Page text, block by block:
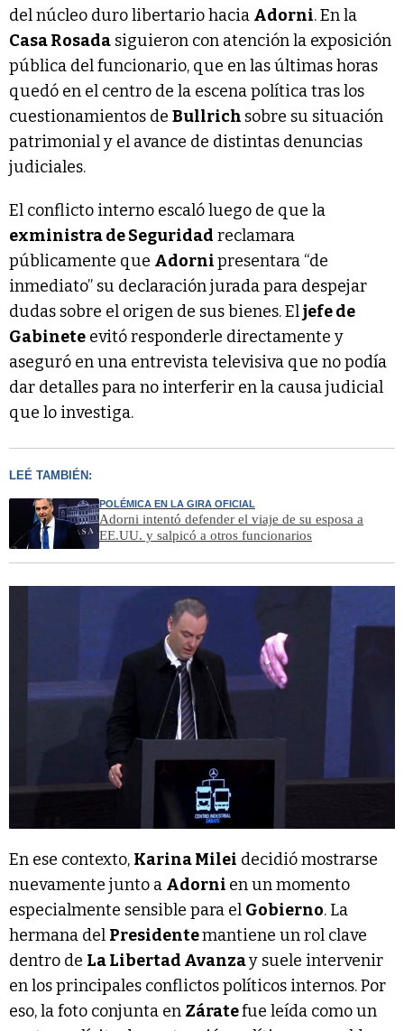
del núcleo duro libertario hacia Adorni. En la
Casa Rosada siguieron con atención la exposición
pública del funcionario, que en las últimas horas
quedó en el centro de la escena política tras los
cuestionamientos de Bullrich sobre su situación
patrimonial y el avance de distintas denuncias
judiciales.
El conflicto interno escaló luego de que la
exministra de Seguridad reclamara
públicamente que Adornipresentara “de
inmediato” su declaración jurada para despejar
dudas sobre el origen de sus bienes. Eljefe de
Gabinete evitó responderle directamente y
aseguró en una entrevista televisiva que no podía
dar detalles para no interferir en la causa judicial
que lo investiga.
LEÉ TAMBIÉN:
POLÉMICA EN LA GIRA OFICIAL
Adorni intentó defender el viaje de su esposa a
EE.UU. y salpicó a otros funcionarios
En ese contexto, Karina Milei decidió mostrarse
nuevamente junto a Adorni en un momento
especialmente sensible para el Gobierno. La
hermana del Presidentemantiene un rol clave
dentro de La Libertad Avanzay suele intervenir
en los principales conflictos políticos internos. Por
eso, la foto conjunta en Záratefue leída como un